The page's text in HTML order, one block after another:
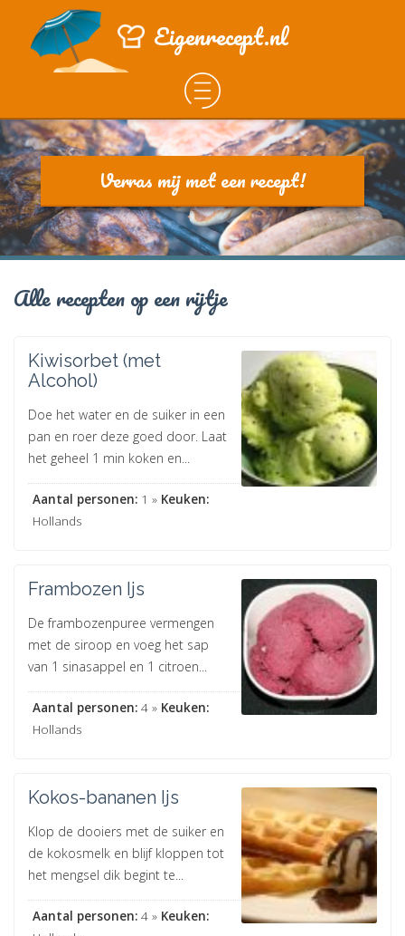
Eigenrecept.nl
Verras mij met een recept!
Alle recepten op een rijtje
Kiwisorbet (met
Alcohol)
Doe het water en de suiker in een
pan en roer deze goed door. Laat
het geheel 1 min koken en...
Aantal personen: 1 » Keuken:
Hollands
Frambozen Ijs
De frambozenpuree vermengen
met de siroop en voeg het sap
van 1 sinasappel en 1 citroen...
Aantal personen: 4 » Keuken:
Hollands
Kokos-bananen Ijs
Klop de dooiers met de suiker en
de kokosmelk en blijf kloppen tot
het mengsel dik begint te...
Aantal personen: 4 » Keuken: